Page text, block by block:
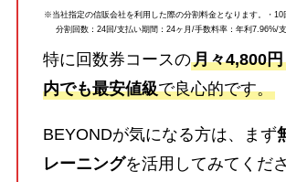
※当社指定の信販会社を利用した際の分割料金となります。・10
分割回数：24回/支払い期間：24ヶ月/手数料率：年利7.96%/
特に回数券コースの月々4,800
内でも最安値級で良心的です。
BEYONDが気になる方は、まず
レーニングを活用してみてくださ